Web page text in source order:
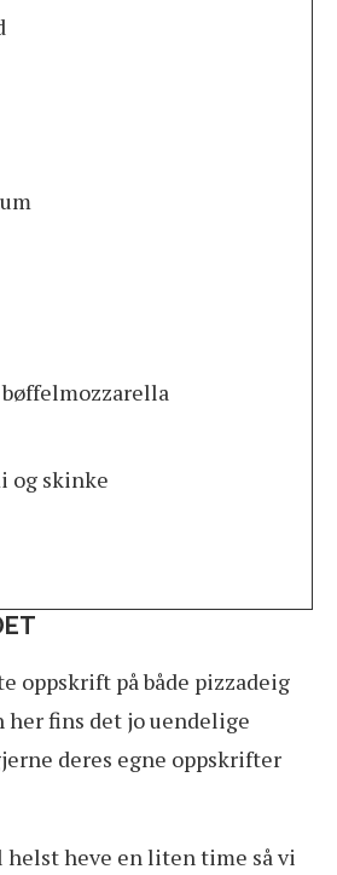
og skinke
oppskrift på både pizzadeig
her fins det jo uendelige
deres egne oppskrifter
helst heve en liten time så vi